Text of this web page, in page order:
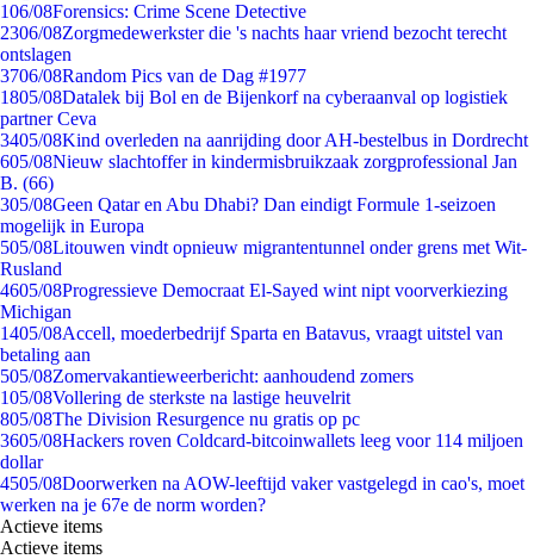
106/08Forensics: Crime Scene Detective
2306/08Zorgmedewerkster die 's nachts haar vriend bezocht terecht
ontslagen
3706/08Random Pics van de Dag #1977
1805/08Datalek bij Bol en de Bijenkorf na cyberaanval op logistiek
partner Ceva
3405/08Kind overleden na aanrijding door AH-bestelbus in Dordrecht
605/08Nieuw slachtoffer in kindermisbruikzaak zorgprofessional Jan
B. (66)
305/08Geen Qatar en Abu Dhabi? Dan eindigt Formule 1-seizoen
mogelijk in Europa
505/08Litouwen vindt opnieuw migrantentunnel onder grens met Wit-
Rusland
4605/08Progressieve Democraat El-Sayed wint nipt voorverkiezing
Michigan
1405/08Accell, moederbedrijf Sparta en Batavus, vraagt uitstel van
betaling aan
505/08Zomervakantieweerbericht: aanhoudend zomers
105/08Vollering de sterkste na lastige heuvelrit
805/08The Division Resurgence nu gratis op pc
3605/08Hackers roven Coldcard-bitcoinwallets leeg voor 114 miljoen
dollar
4505/08Doorwerken na AOW-leeftijd vaker vastgelegd in cao's, moet
werken na je 67e de norm worden?
Actieve items
Actieve items